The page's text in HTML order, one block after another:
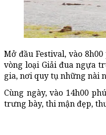
Mở đầu Festival, vào
vòng loại Giải đua ngựa
gia, nơi quy tụ những nài
Cùng ngày, vào 14h00
trưng bày, thi mận đẹp,